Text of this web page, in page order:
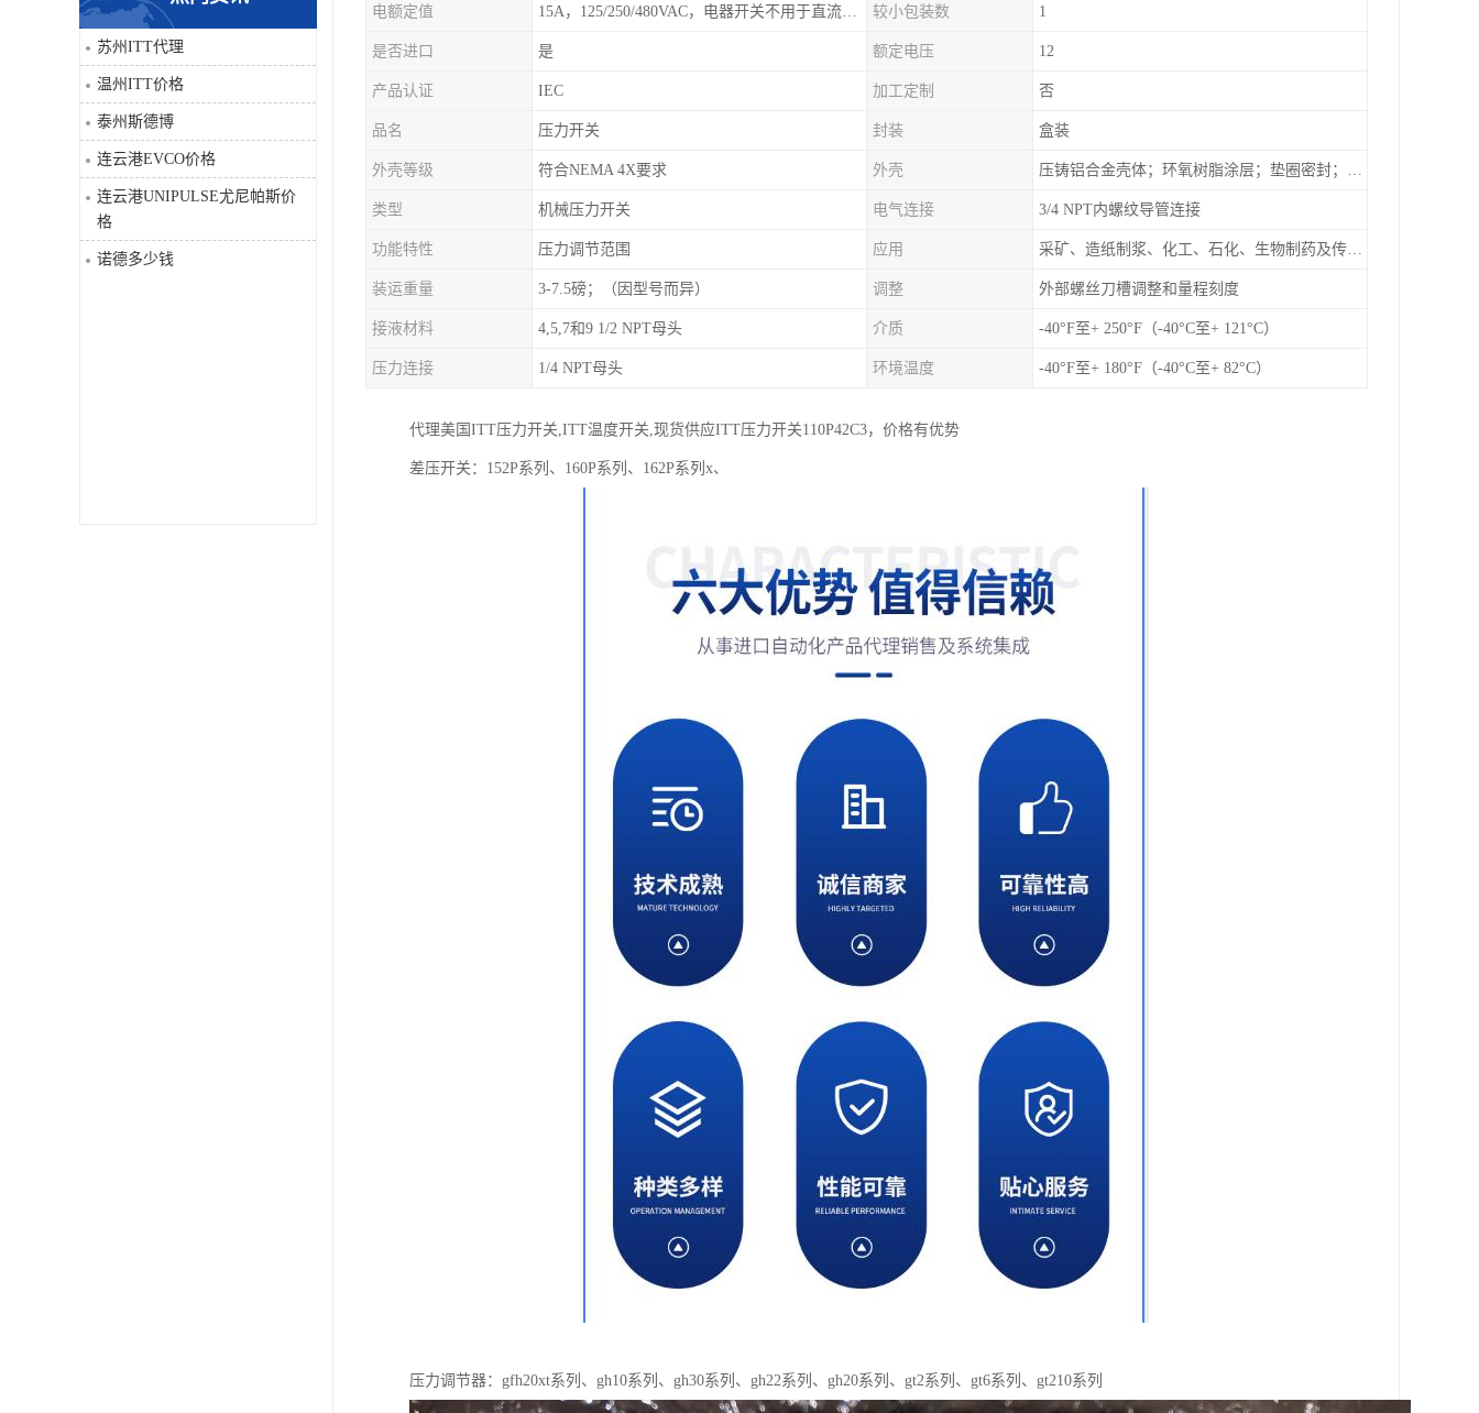
科比
三菱
DRPAG
苏州ITT代理
温州ITT价格
泰州斯德博
连云港EVCO价格
连云港UNIPULSE尤尼帕斯价
格
诺德多少钱
电额定值 15A，125/250/480VAC，电器开关不用于直流电源形式 较小包装数 1
是否进口 是 额定电压 12
产品认证 IEC 加工定制 否
品名 压力开关 封装 盒装
外壳等级 符合NEMA 4X要求 外壳 压铸铝合金壳体；环氧树脂涂层；垫圈密封；卡紧螺丝
类型 机械压力开关 电气连接 3/4 NPT内螺纹导管连接
功能特性 压力调节范围 应用 采矿、造纸制浆、化工、石化、生物制药及传统工业应用领域
装运重量 3-7.5磅；（因型号而异） 调整 外部螺丝刀槽调整和量程刻度
接液材料 4,5,7和9 1/2 NPT母头 介质 -40°F至+ 250°F（-40°C至+ 121°C）
压力连接 1/4 NPT母头 环境温度 -40°F至+ 180°F（-40°C至+ 82°C）
代理美国ITT压力开关,ITT温度开关,现货供应ITT压力开关110P42C3，价格有优势
差压开关：152P系列、160P系列、162P系列x、
压力调节器：gfh20xt系列、gh10系列、gh30系列、gh22系列、gh20系列、gt2系列、gt6系列、gt210系列